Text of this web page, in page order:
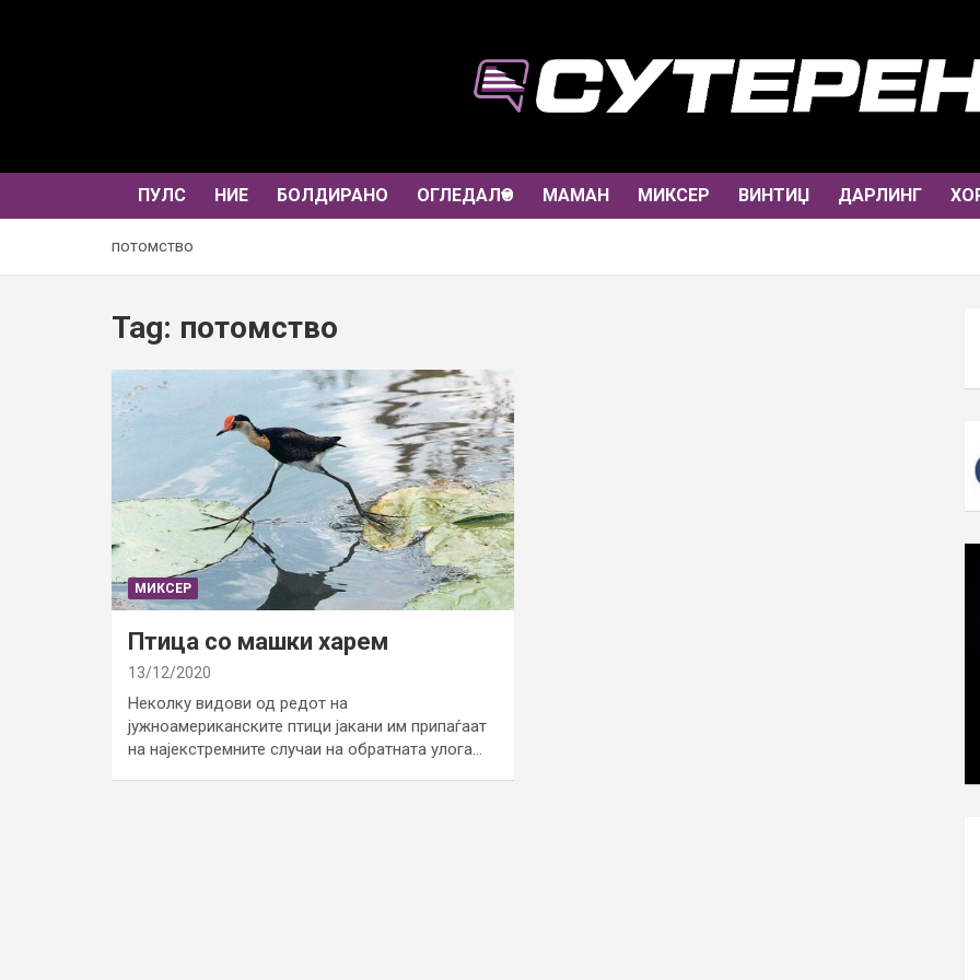
ПУЛС НИЕ БОЛДИРАНО ОГЛЕДАЛО МАМАН МИКСЕР ВИНТИЏ ДАРЛИНГ
потомство
Tag: потомство
МИКСЕР
Птица со машки харем
13/12/2020
Неколку видови од редот на
јужноамериканските птици јакани им припаѓаат
на најекстремните случаи на обратната улога…